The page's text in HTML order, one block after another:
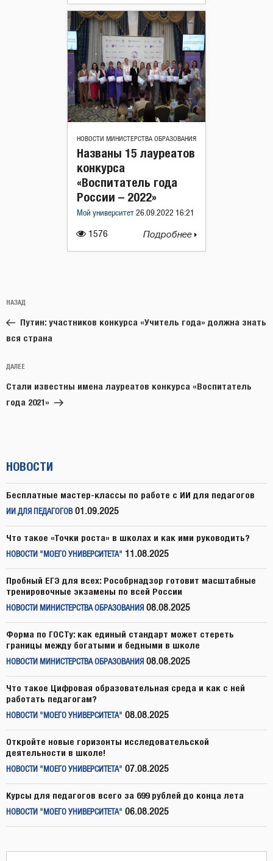
НОВОСТИ МИНИСТЕРСТВА ОБРАЗОВАНИЯ
1576
Названы 15 лауреатов
конкурса
«Воспитатель года
России – 2022»
Мой университет 26.09.2022 16:21
Подробнее
по
записям
Предыдущая
запись:
НАЗАД
Путин: участников конкурса «Учитель года» должна знать
вся страна
Следующая
запись
ДАЛЕЕ
Стали известны имена лауреатов конкурса «Воспитатель
года 2021»
НОВОСТИ
Бесплатные мастер-классы по работе с ИИ для педагогов
ИИ ДЛЯ ПЕДАГОГОВ 01.09.2025
Что такое «Точки роста» в школах и как ими руководить?
НОВОСТИ "МОЕГО УНИВЕРСИТЕТА" 11.08.2025
Пробный ЕГЭ для всех: Рособрнадзор готовит масштабные
тренировочные экзамены по всей России
НОВОСТИ МИНИСТЕРСТВА ОБРАЗОВАНИЯ 08.08.2025
Форма по ГОСТу: как единый стандарт может стереть
границы между богатыми и бедными в школе
НОВОСТИ МИНИСТЕРСТВА ОБРАЗОВАНИЯ 08.08.2025
Что такое Цифровая образовательная среда и как с ней
работать педагогам?
НОВОСТИ "МОЕГО УНИВЕРСИТЕТА" 08.08.2025
Откройте новые горизонты исследовательской
деятельности в школе!
НОВОСТИ "МОЕГО УНИВЕРСИТЕТА" 07.08.2025
Курсы для педагогов всего за 699 рублей до конца лета
НОВОСТИ "МОЕГО УНИВЕРСИТЕТА" 06.08.2025